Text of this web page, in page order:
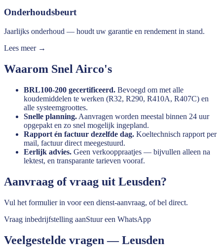
Onderhoudsbeurt
Jaarlijks onderhoud — houdt uw garantie en rendement in stand.
Lees meer →
Waarom Snel Airco's
BRL100-200 gecertificeerd. Bevoegd om met alle
koudemiddelen te werken (R32, R290, R410A, R407C) en
alle systeemgroottes.
Snelle planning. Aanvragen worden meestal binnen 24 uur
opgepakt en zo snel mogelijk ingepland.
Rapport én factuur dezelfde dag. Koeltechnisch rapport per
mail, factuur direct meegestuurd.
Eerlijk advies. Geen verkooppraatjes — bijvullen alleen na
lektest, en transparante tarieven vooraf.
Aanvraag of vraag uit Leusden?
Vul het formulier in voor een dienst-aanvraag, of bel direct.
Vraag inbedrijfstelling aanStuur een WhatsApp
Veelgestelde vragen —Leusden